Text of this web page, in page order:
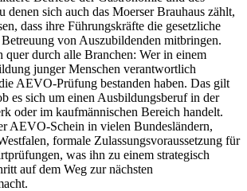
denen sich auch das Moerser Brauhaus zählt,
dass ihre Führungskräfte die gesetzliche
von Auszubildenden mitbringen.
quer durch alle Branchen: Wer in einem
junger Menschen verantwortlich
AEVO-Prüfung bestanden haben. Das gilt
es sich um einen Ausbildungsberuf in der
oder im kaufmännischen Bereich handelt.
AEVO-Schein in vielen Bundesländern,
formale Zulassungsvoraussetzung für
was ihn zu einem strategisch
auf dem Weg zur nächsten